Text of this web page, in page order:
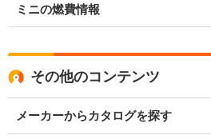
ミニの燃費情報
その他のコンテンツ
メーカーからカタログを探す